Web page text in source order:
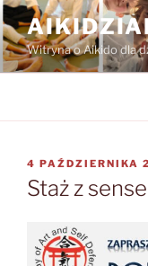
Przejdź
do
treściWitryna o Aikido dla
OPUBLIKOWANE
W
4 PAŹDZIERNIKA
Staż z